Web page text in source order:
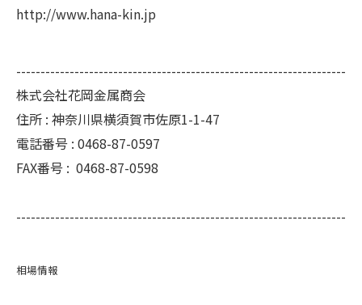
http://www.hana-kin.jp
--------------------------------------------------------------------
株式会社花岡金属商会
住所 : 神奈川県横須賀市佐原1-1-47
電話番号 : 0468-87-0597
FAX番号 : 0468-87-0598
--------------------------------------------------------------------
相場情報